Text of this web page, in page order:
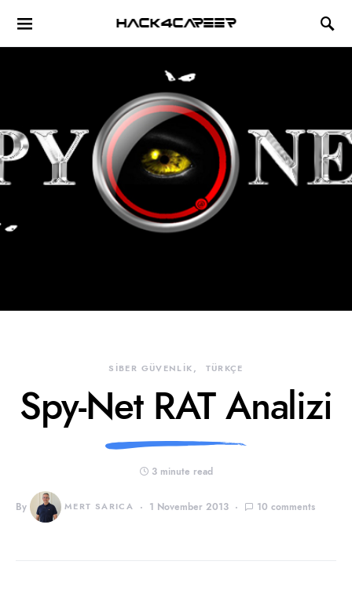
Hack4Career
SİBER GÜVENLİK TÜRKÇE
Spy-Net RAT Analizi
3 minute read
By MERT SARICA 1 November 2013 10 comments